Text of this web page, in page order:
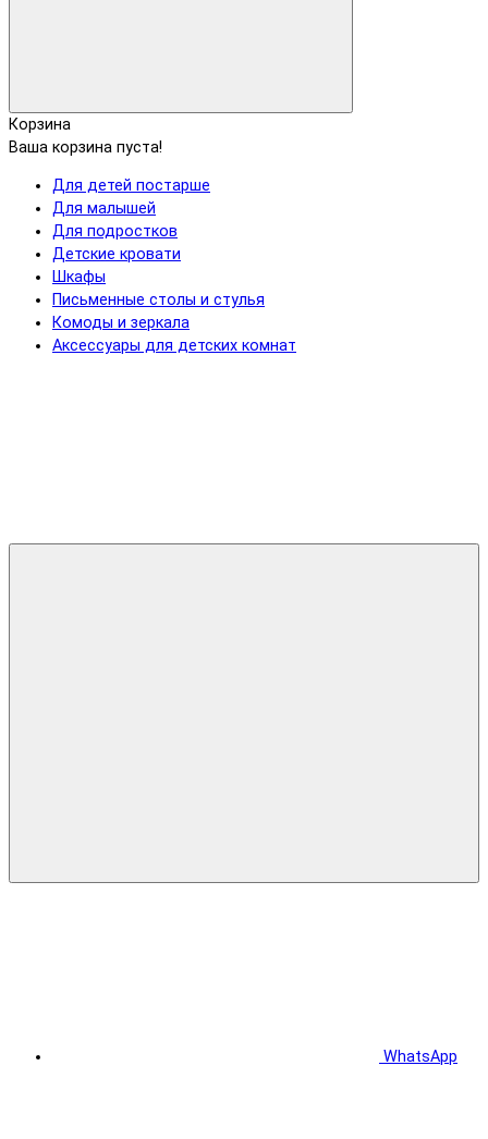
Корзина
Ваша корзина пуста!
Для детей постарше
Для малышей
Для подростков
Детские кровати
Шкафы
Письменные столы и стулья
Комоды и зеркала
Аксессуары для детских комнат
WhatsApp